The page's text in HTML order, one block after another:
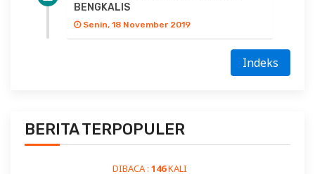
BENGKALIS
Senin, 18 November 2019
Indeks
BERITA TERPOPULER
DIBACA : 146KALI